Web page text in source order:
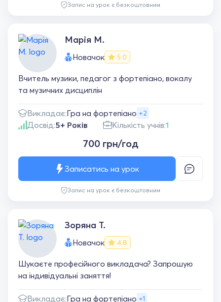
Запис на урок є безкоштовним
Марія М.
Новачок 5.0
Вчитель музики, педагог з фортепіано, вокалу
та музичних дисциплін
Викладає:Гра на фортепіано +2
Досвід:5+ Років Кількість учнів:1
700 грн/год
Запис на урок є безкоштовним
Записатись на урок
Зоряна Т.
Новачок 4.8
Шукаєте професійного викладача? Запрошую
на індивідуальні заняття!
Викладає:Гра на фортепіано +1